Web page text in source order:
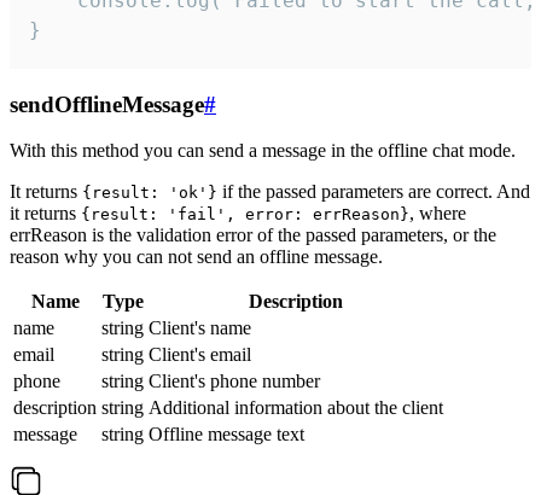
}
sendOfflineMessage#
With this method you can send a message in the offline chat mode.
It returns {result: 'ok'} if the passed parameters are correct. And
it returns {result: 'fail', error: errReason}, where
errReason is the validation error of the passed parameters, or the
reason why you can not send an offline message.
Name Type
Description
name
string Client's name
email
string Client's email
phone
string Client's phone number
description string Additional information about the client
message
string Offline message text